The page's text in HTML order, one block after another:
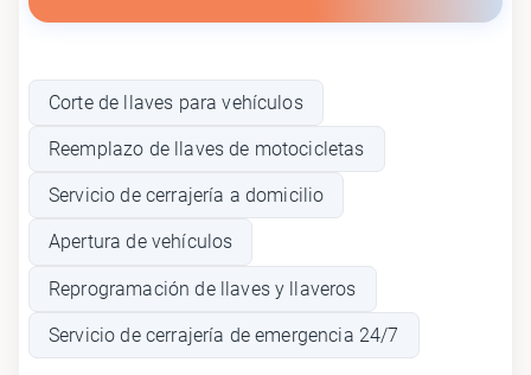
Corte de llaves para vehículos
Reemplazo de llaves de motocicletas
Servicio de cerrajería a domicilio
Apertura de vehículos
Reprogramación de llaves y llaveros
Servicio de cerrajería de emergencia 24/7